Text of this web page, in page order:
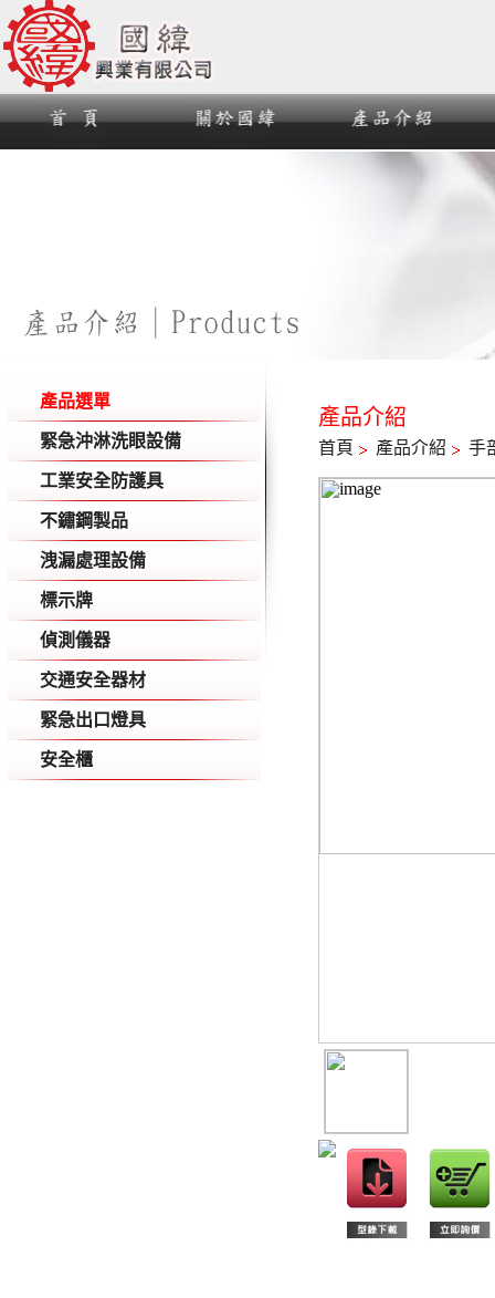
產品選單
緊急沖淋洗眼設備
工業安全防護具
不鏽鋼製品
洩漏處理設備
標示牌
偵測儀器
交通安全器材
緊急出口燈具
安全櫃
產品介紹
首頁 產品介紹 手